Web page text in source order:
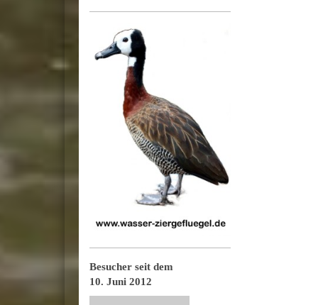
Besucher seit dem
10. Juni 2012